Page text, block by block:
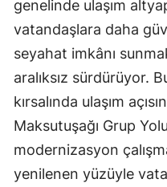
genelinde ulaşım
vatandaşlara daha
seyahat imkânı
aralıksız sürdürüyor.
kırsalında ulaşım
Maksutuşağı Grup
modernizasyon
yenilenen yüzüyle